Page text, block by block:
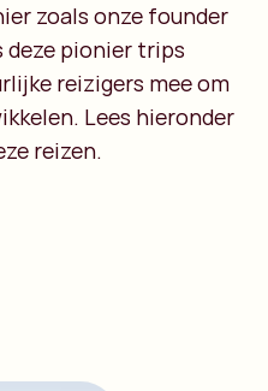
zoals onze founder
deze pionier trips
reizigers mee om
Lees hieronder
reizen.